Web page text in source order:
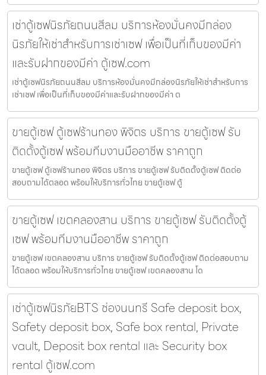
เช่าตู้เซฟนิรภัยถนนสีลม บริการห้องมั่นคงมีกล่อง
นิรภัยให้เช่าสำหรับการเช่าเซฟ เพื่อเป็นที่เก็บของมีค่า
และรับฝากของมีค่า ตู้เซฟ.com
เช่าตู้เซฟนิรภัยถนนสีลม บริการห้องมั่นคงมีกล่องนิรภัยให้เช่าสำหรับการ
เช่าเซฟ เพื่อเป็นที่เก็บของมีค่าและรับฝากของมีค่า ต
ขายตู้เซฟ ตู้เซฟร้านทอง พิจิตร บริการ ขายตู้เซฟ รับ
ติดตั้งตู้เซฟ พร้อมทีมงานมืออาชีพ ราคาถูก
ขายตู้เซฟ ตู้เซฟร้านทอง พิจิตร บริการ ขายตู้เซฟ รับติดตั้งตู้เซฟ ติดต่อ
สอบถามได้ตลอด พร้อมให้บริการทั่วไทย ขายตู้เซฟ ตู้
ขายตู้เซฟ เขตคลองสาน บริการ ขายตู้เซฟ รับติดตั้งตู้
เซฟ พร้อมทีมงานมืออาชีพ ราคาถูก
ขายตู้เซฟ เขตคลองสาน บริการ ขายตู้เซฟ รับติดตั้งตู้เซฟ ติดต่อสอบถาม
ได้ตลอด พร้อมให้บริการทั่วไทย ขายตู้เซฟ เขตคลองสาน โด
เช่าตู้เซฟนิรภัยBTS ช่องนนทรี Safe deposit box,
Safety deposit box, Safe box rental, Private
vault, Deposit box rental และ Security box
rental ตู้เซฟ.com